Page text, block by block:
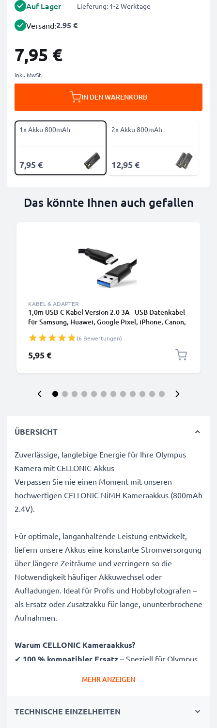
Auf Lager Lieferung: 1-2 Werktage
Versand:2.95 €
7,95 €
inkl. MwSt.
IN DEN WARENKORB
1x Akku 800mAh
7,95 €
2x Akku 800mAh
12,95 €
Das könnte Ihnen auch gefallen
KABEL & ADAPTER
1,0m USB-C Kabel Version 2.0 3A - USB Datenkabel
für Samsung, Huawei, Google Pixel, iPhone, Canon,
(6 Bewertungen)
5,95 €
ÜBERSICHT
Zuverlässige, langlebige Energie für Ihre Olympus
Kamera mit CELLONIC Akkus
Verpassen Sie nie einen Moment mit unseren
hochwertigen CELLONIC NiMH Kameraakkus (800mAh
2.4V).
Für optimale, langanhaltende Leistung entwickelt,
liefern unsere Akkus eine konstante Stromversorgung
über längere Zeiträume und verringern so die
Notwendigkeit häufiger Akkuwechsel oder
Aufladungen. Ideal für Profis und Hobbyfotografen –
als Ersatz oder Zusatzakku für lange, ununterbrochene
Aufnahmen.
Warum CELLONIC Kameraakkus?
✔ 100 % kompatibler Ersatz – Speziell für Olympus
✔Garantierte 800mAh Kapazität
– Liefert 800mAh
MEHR ANZEIGEN
TECHNISCHE EINZELHEITEN